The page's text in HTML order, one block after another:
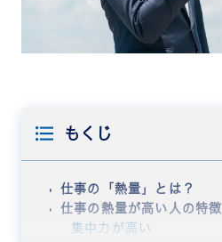
もくじ
仕事の「熱量」とは？
仕事の熱量が高い人の特徴
集中力が高い